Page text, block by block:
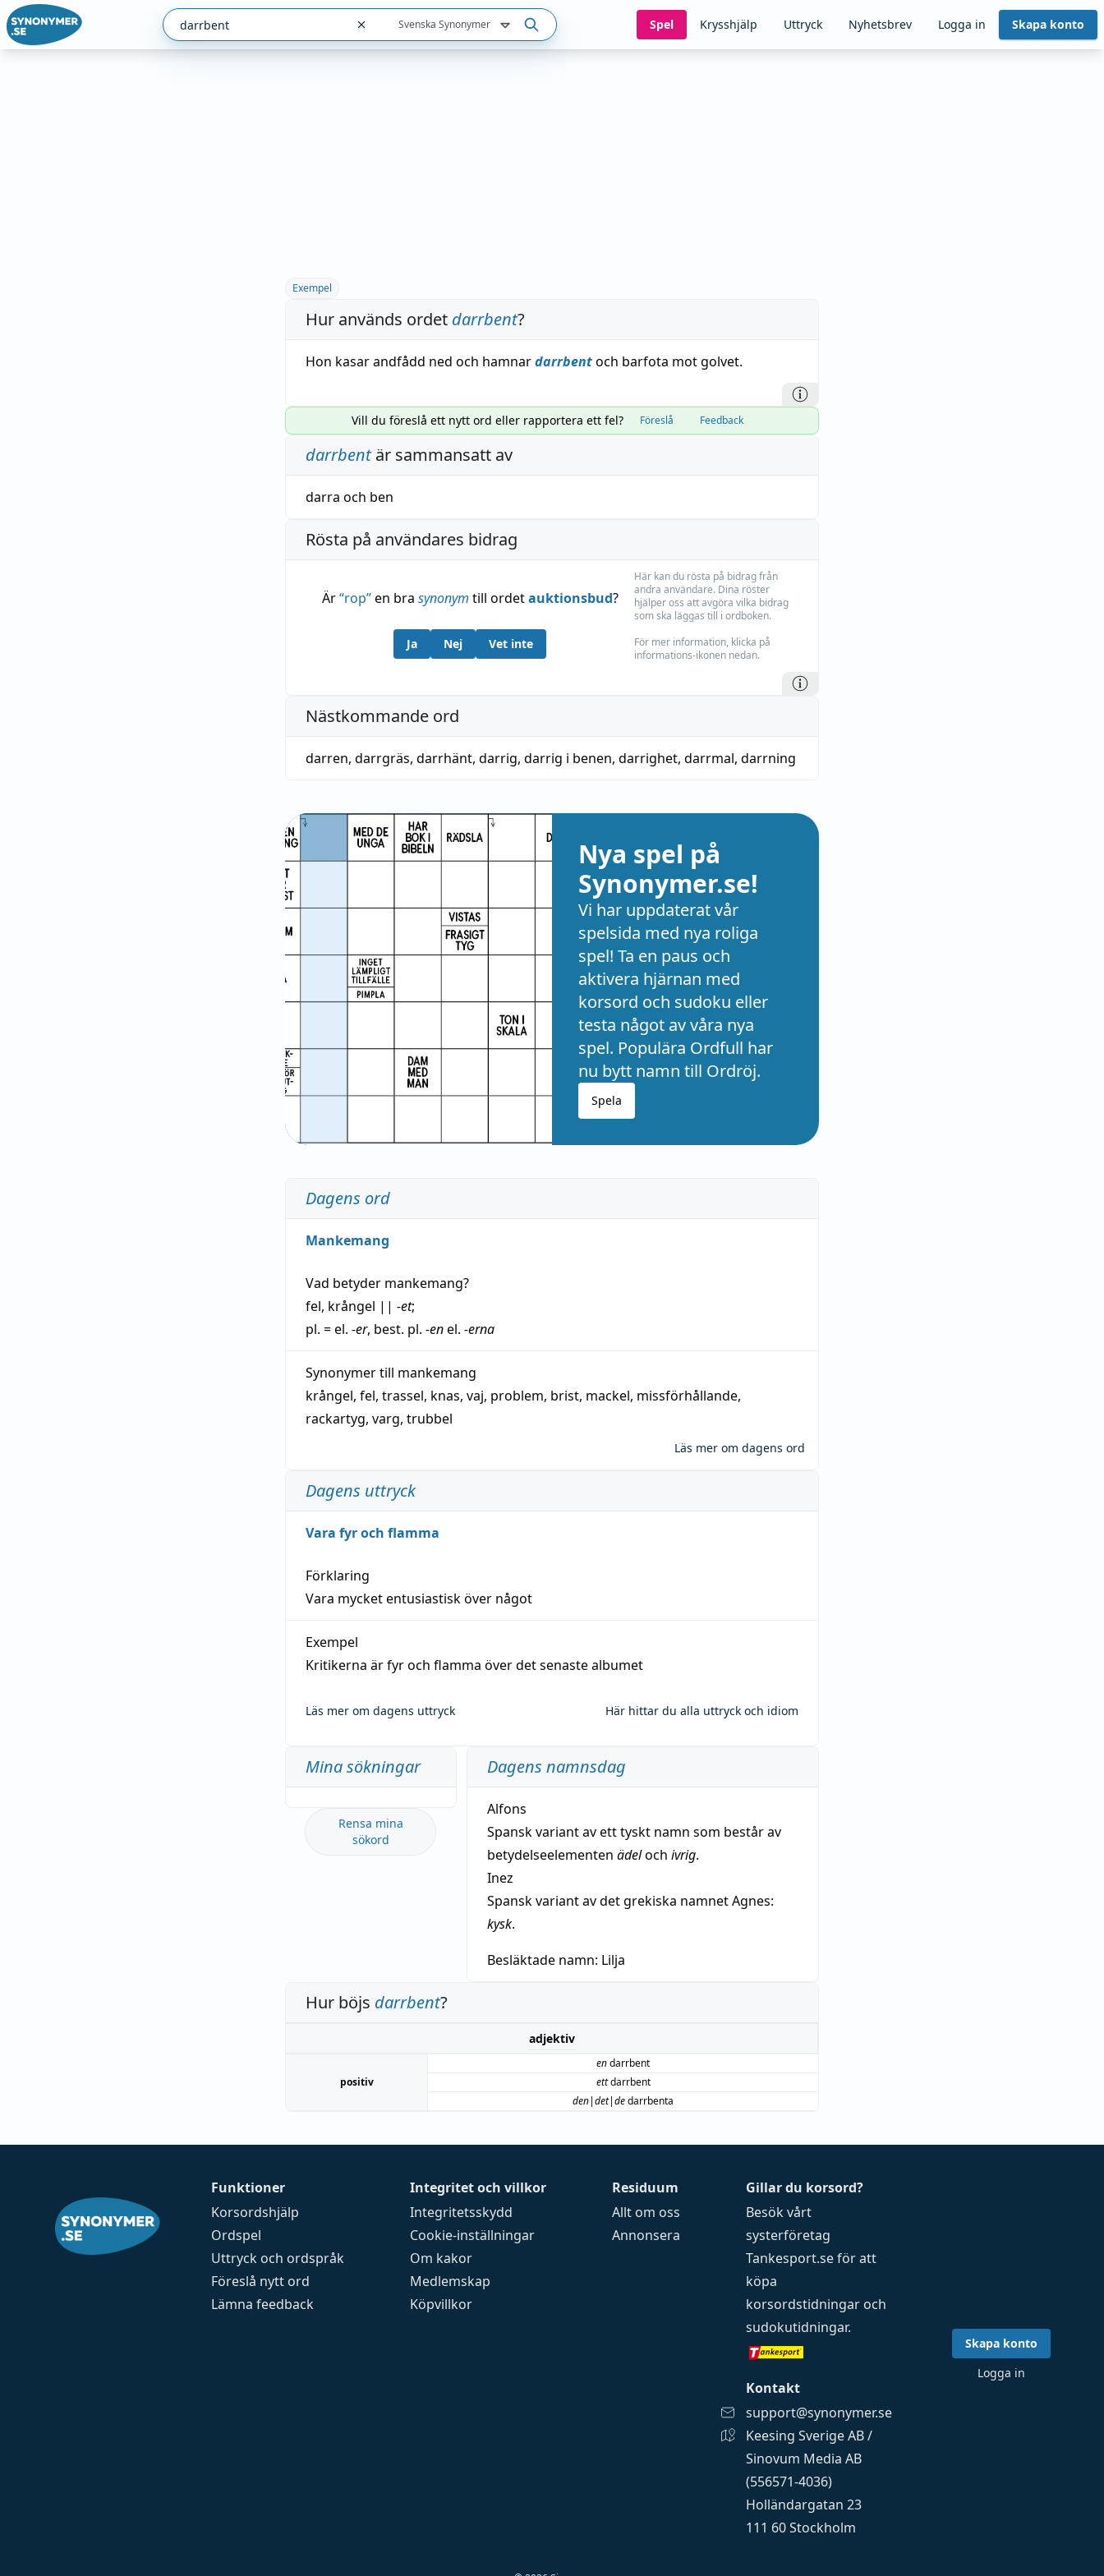
Svenska Synonymer Spel Krysshjälp Uttryck Nyhetsbrev Logga in Skapa konto
Exempel
Hur används ordet darrbent?
Hon kasar andfådd ned och hamnardarrbentoch barfota mot golvet.
Vill du föreslå ett nytt ord eller rapportera ett fel? Föreslå Feedback
darrbentär sammansatt av
darra och ben
Rösta på användares bidrag
Är“rop”en bra synonym till ordetauktionsbud?
Ja Nej Vet inte
Här kan du rösta på bidrag från
andra användare. Dina röster
hjälper oss att avgöra vilka bidrag
som ska läggas till i ordboken.
För mer information, klicka på
informations-ikonen nedan.
Nästkommande ord
darren, darrgräs, darrhänt, darrig, darrig i benen, darrighet, darrmal, darrning
Nya spel på
Synonymer.se!
Vi har uppdaterat vår
spelsida med nya roliga
spel! Ta en paus och
aktivera hjärnan med
korsord och sudoku eller
testa något av våra nya
spel. Populära Ordfull har
nu bytt namn till Ordröj.
Spela
Dagens ord
Mankemang
Vad betyder mankemang?
fel, krångel || -et;
pl. = el. -er, best. pl. -enel. -erna
Synonymer till mankemang
krångel, fel, trassel, knas, vaj, problem, brist, mackel, missförhållande,
rackartyg, varg, trubbel
Läs mer om dagens ord
Dagens uttryck
Vara fyr och flamma
Förklaring
Vara mycket entusiastisk över något
Exempel
Kritikerna är fyr och flamma över det senaste albumet
Läs mer om dagens uttryck Här hittar du alla uttryck och idiom
Mina sökningar
Rensa mina
sökord
Dagens namnsdag
Alfons
Spansk variant av ett tyskt namn som består av
betydelseelementen ädeloch ivrig.
Inez
Spansk variant av det grekiska namnet Agnes:
kysk.
Besläktade namn: Lilja
Hur böjs darrbent?
adjektiv
positiv
endarrbent
ettdarrbent
den|det|dedarrbenta
Funktioner
Korsordshjälp
Ordspel
Uttryck och ordspråk
Föreslå nytt ord
Lämna feedback
Integritet och villkor
Integritetsskydd
Cookie-inställningar
Om kakor
Medlemskap
Köpvillkor
Residuum
Allt om oss
Annonsera
Gillar du korsord?
Besök vårt
systerföretag
Tankesport.seför att
köpa
korsordstidningar och
sudokutidningar.
Kontakt
support@synonymer.se
Keesing Sverige AB /
Sinovum Media AB
(556571-4036)
Holländargatan 23
111 60 Stockholm
Skapa konto
Logga in